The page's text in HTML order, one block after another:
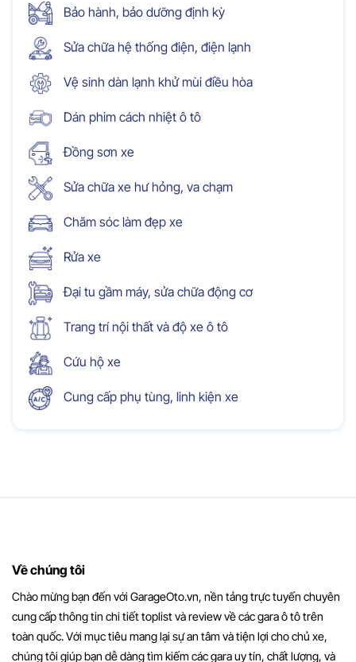
Bảo hành, bảo dưỡng định kỳ
Sửa chữa hệ thống điện, điện lạnh
Vệ sinh dàn lạnh khử mùi điều hòa
Dán phim cách nhiệt ô tô
Đồng sơn xe
Sửa chữa xe hư hỏng, va chạm
Chăm sóc làm đẹp xe
Rửa xe
Đại tu gầm máy, sửa chữa động cơ
Trang trí nội thất và độ xe ô tô
Cứu hộ xe
Cung cấp phụ tùng, linh kiện xe
Về chúng tôi
Chào mừng bạn đến với GarageOto.vn, nền tảng trực tuyến chuyên
cung cấp thông tin chi tiết toplist và review về các gara ô tô trên
toàn quốc. Với mục tiêu mang lại sự an tâm và tiện lợi cho chủ xe,
chúng tôi giúp bạn dễ dàng tìm kiếm các gara uy tín, chất lượng, và